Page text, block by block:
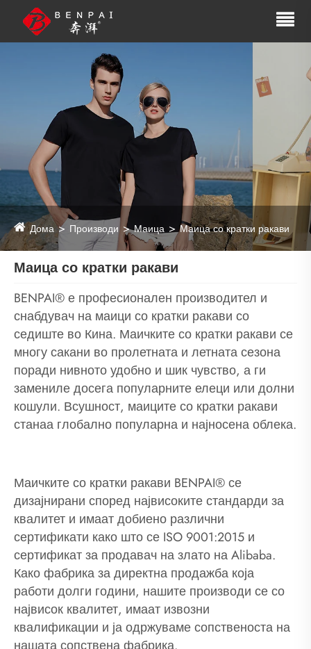
Дома Производи Маица Маица со кратки ракави
Маица со кратки ракави
BENPAI® е професионален производител и
снабдувач на маици со кратки ракави со
седиште во Кина. Маичките со кратки ракави се
многу сакани во пролетната и летната сезона
поради нивното удобно и шик чувство, а ги
замениле досега популарните елеци или долни
кошули. Всушност, маиците со кратки ракави
станаа глобално популарна и најносена облека.
Маичките со кратки ракави BENPAI® се
дизајнирани според највисоките стандарди за
квалитет и имаат добиено различни
сертификати како што се ISO 9001:2015 и
сертификат за продавач на злато на Alibaba.
Како фабрика за директна продажба која
работи долги години, нашите производи се со
највисок квалитет, имаат извозни
квалификации и ја одржуваме сопственоста на
нашата сопствена фабрика.